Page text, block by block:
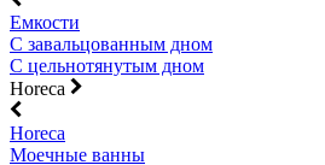
Емкости
С завальцованным дном
С цельнотянутым дном
Horeca
Horeca
Моечные ванны